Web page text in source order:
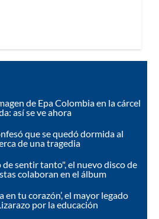
de Epa Colombia en la cárcel
así se ve ahora
que se quedó dormida al
de una tragedia
sentir tanto", el nuevo disco de
colaboran en el álbum
en tu corazón’, el mayor legado
por la educación